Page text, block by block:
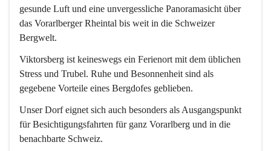
gesunde Luft und eine unvergessliche Panoramasicht über
das Vorarlberger Rheintal bis weit in die Schweizer
Bergwelt.
Viktorsberg ist keineswegs ein Ferienort mit dem üblichen
Stress und Trubel. Ruhe und Besonnenheit sind als
gegebene Vorteile eines Bergdofes geblieben.
Unser Dorf eignet sich auch besonders als Ausgangspunkt
für Besichtigungsfahrten für ganz Vorarlberg und in die
benachbarte Schweiz.